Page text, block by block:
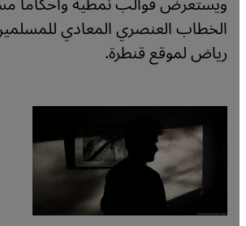
الخطاب العنصري المعادي
رياض لموقع قنطرة.